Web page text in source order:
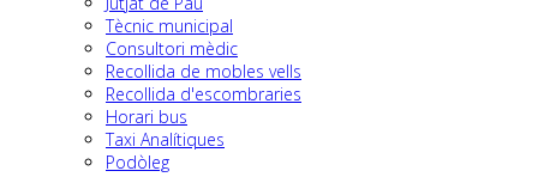
Tècnic municipal
Consultori mèdic
Recollida de mobles vells
Recollida d'escombraries
Horari bus
Taxi Analítiques
Podòleg